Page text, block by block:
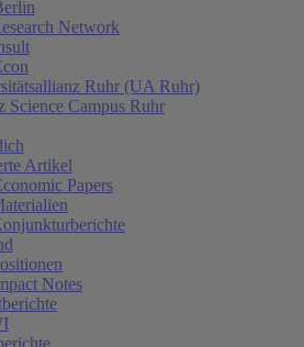
Network
Ruhr (UA Ruhr)
Science Campus Ruhr
Artikel
Papers
Notes